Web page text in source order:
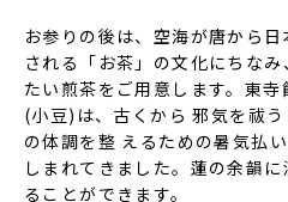
お参りの後は、空海が唐から
される「お茶」の文化にちな
たい煎茶をご用意します。東
(小豆)は、古くから 邪気を祓
の体調を整 えるための暑気払
しまれてきました。蓮の余韻
ることができます。